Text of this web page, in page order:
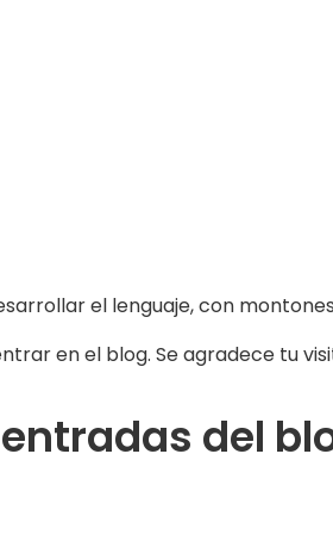
el lenguaje, con
en el blog. Se agradece tu
del